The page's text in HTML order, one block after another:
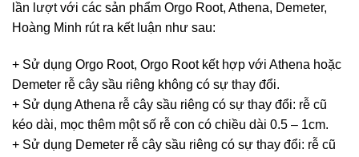
lần lượt với các sản phẩm Orgo Root, Athena, Demeter,
Hoàng Minh rút ra kết luận như sau:
+ Sử dụng Orgo Root, Orgo Root kết hợp với Athena hoặc
Demeter rễ cây sầu riêng không có sự thay đổi.
+ Sử dụng Athena rễ cây sầu riêng có sự thay đổi: rễ cũ
kéo dài, mọc thêm một số rễ con có chiều dài 0.5 – 1cm.
+ Sử dụng Demeter rễ cây sầu riêng có sự thay đổi: rễ cũ